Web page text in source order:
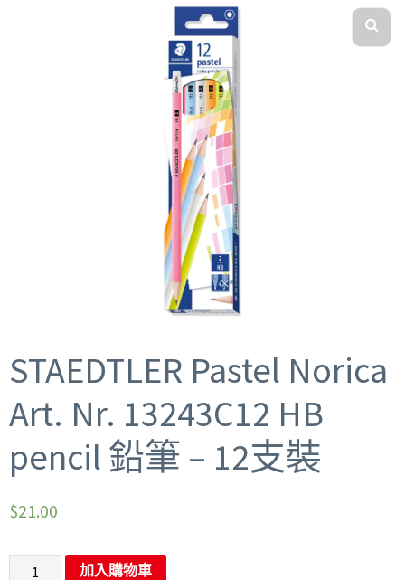
STAEDTLER Pastel Norica
Art. Nr. 13243C12 HB
pencil 鉛筆 – 12支裝
$21.00
加入購物車